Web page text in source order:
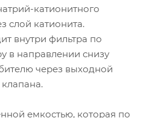
катионитного
слой катионита.
внутри фильтра по
в направлении снизу
через выходной
емкостью, которая по